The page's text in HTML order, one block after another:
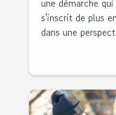
options
un
une démarche qui
s'inscrit de plus
dans une